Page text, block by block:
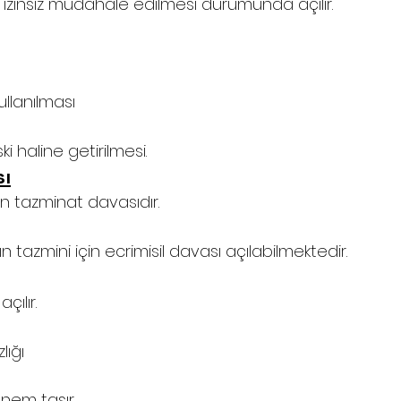
haline getirilmesi.
tazminat davasıdır.
tazmini için ecrimisil davası açılabilmektedir.